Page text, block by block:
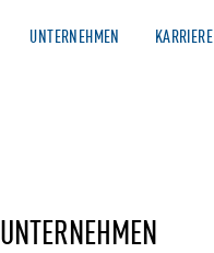
UNTERNEHMEN KARRIERE
UNTERNEHMEN